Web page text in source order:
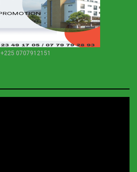
+225 0707912151